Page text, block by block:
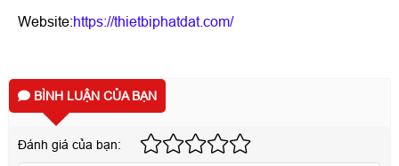
Website:https://thietbiphatdat.com/
BÌNH LUẬN CỦA BẠN
Đánh giá của bạn: